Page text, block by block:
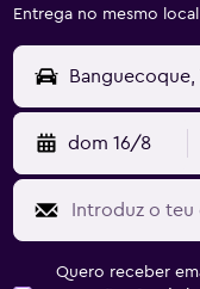
Entrega no mesmo local
dom 16/8
Quero receber